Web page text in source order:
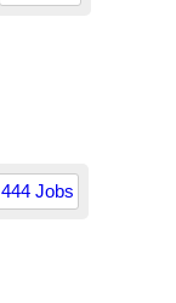
444 Jobs